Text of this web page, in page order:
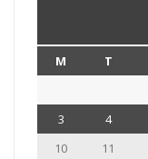
M T
3
4
10
11